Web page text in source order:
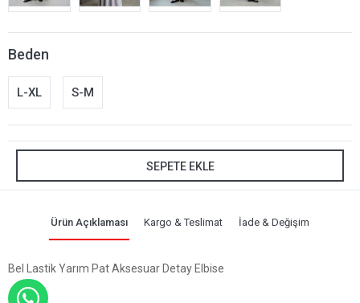
Beden
L-XL S-M
SEPETE EKLE
Ürün Açıklaması Kargo & Teslimat İade & Değişim
Bel Lastik Yarım Pat Aksesuar Detay Elbise